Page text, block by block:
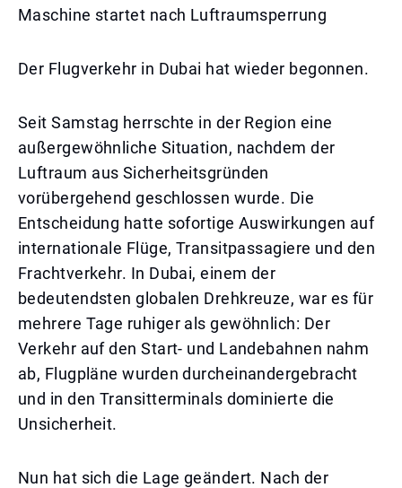
Maschine startet nach Luftraumsperrung
Der Flugverkehr in Dubai hat wieder begonnen.
Seit Samstag herrschte in der Region eine
außergewöhnliche Situation, nachdem der
Luftraum aus Sicherheitsgründen
vorübergehend geschlossen wurde. Die
Entscheidung hatte sofortige Auswirkungen auf
internationale Flüge, Transitpassagiere und den
Frachtverkehr. In Dubai, einem der
bedeutendsten globalen Drehkreuze, war es für
mehrere Tage ruhiger als gewöhnlich: Der
Verkehr auf den Start- und Landebahnen nahm
ab, Flugpläne wurden durcheinandergebracht
und in den Transitterminals dominierte die
Unsicherheit.
Nun hat sich die Lage geändert. Nach der